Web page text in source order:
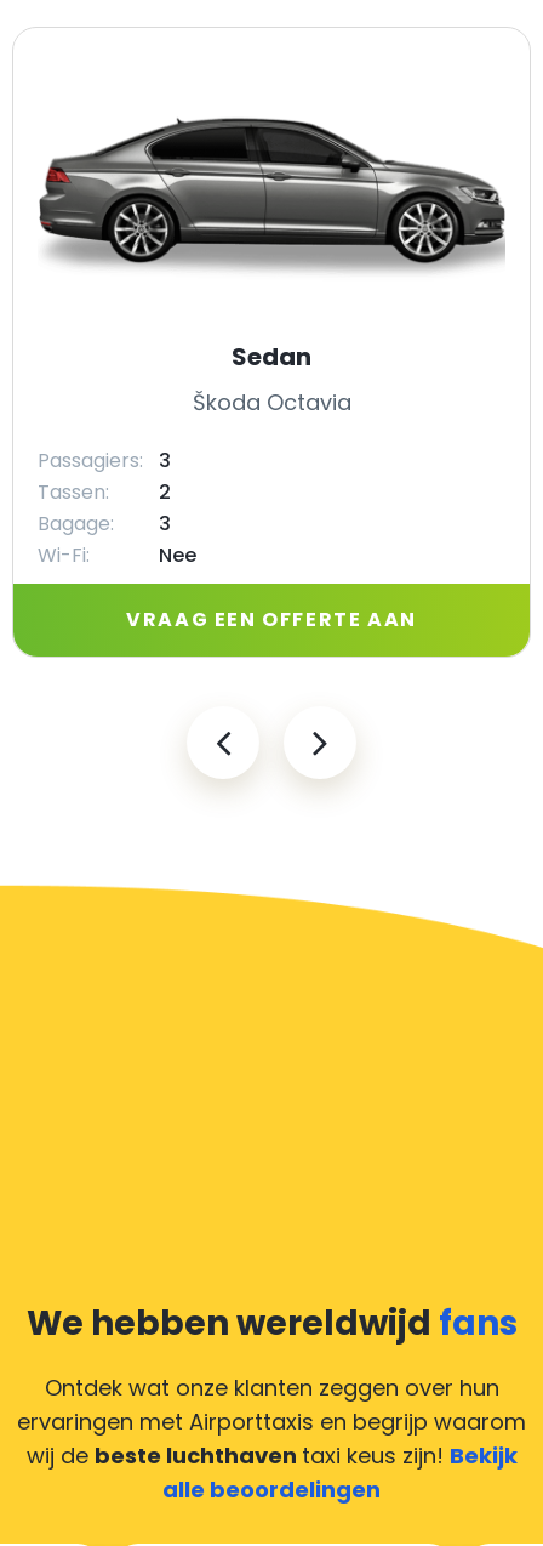
Sedan
Škoda Octavia
Passagiers:
3
Tassen:
2
Bagage:
3
Wi-Fi:
Nee
VRAAG EEN OFFERTE AAN
We hebben wereldwijd fans
Ontdek wat onze klanten zeggen over hun
ervaringen met Airporttaxis en begrijp waarom
wij de beste luchthaven taxi keus zijn! Bekijk
alle beoordelingen